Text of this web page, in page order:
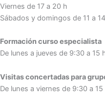
Viernes de 17 a 20 h
Sábados y domingos de 11 a
Formación curso especialista
De lunes a jueves de 9:30 a 15
Visitas concertadas para
De lunes a viernes de 9:30 a